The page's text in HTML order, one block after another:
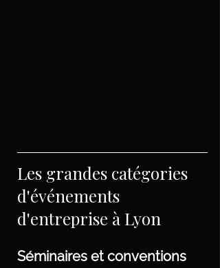
Les grandes catégories
d'événements
d'entreprise à Lyon
Séminaires et conventions